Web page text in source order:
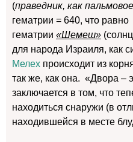
(праведник, как
гематрии = 640, что равно
гематрии «Шемеш»
для народа Израиля, как
Мелех происходит из
так же, как она. «Двора –
заключается в том, что
находиться снаружи (в
находившейся в месте